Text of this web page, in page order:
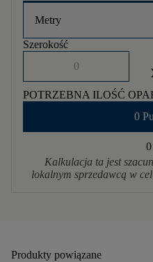
Metry
Szerokość
POTRZEBNA ILOŚĆ
0
Kalkulacja ta jest
lokalnym sprzedawcą w
Produkty powiązane